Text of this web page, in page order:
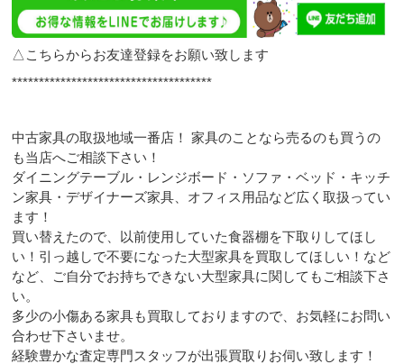
△こちらからお友達登録をお願い致します
*************************************
中古家具の取扱地域一番店！ 家具のことなら売るのも買うの
も当店へご相談下さい！
ダイニングテーブル・レンジボード・ソファ・ベッド・キッチ
ン家具・デザイナーズ家具、オフィス用品など広く取扱ってい
ます！
買い替えたので、以前使用していた食器棚を下取りしてほし
い！引っ越しで不要になった大型家具を買取してほしい！など
など、ご自分でお持ちできない大型家具に関してもご相談下さ
い。
多少の小傷ある家具も買取しておりますので、お気軽にお問い
合わせ下さいませ。
経験豊かな査定専門スタッフが出張買取りお伺い致します！